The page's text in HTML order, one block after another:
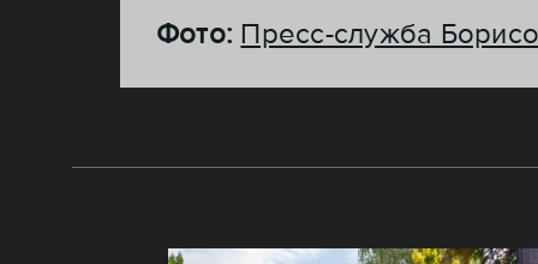
Фото: Пресс-служба